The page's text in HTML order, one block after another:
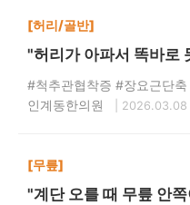
[허리/골반]
"허리가 아파서 똑바로
#척추관협착증 #장요근단
인계동한의원
| 2026.03.08
[무릎]
"계단 오를 때 무릎 안